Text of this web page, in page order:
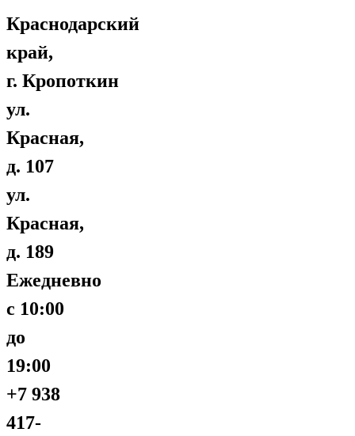
Краснодарский
край,
г. Кропоткин
ул.
Красная,
д. 107
ул.
Красная,
д. 189
Ежедневно
с 10:00
до
19:00
+7 938
417-